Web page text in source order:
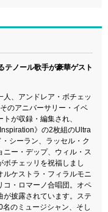
テノール歌手が豪華ゲスト
、アンドレア・ボチェッ
のアニバーサリー・イベ
が収録・編集され、
》の2枚組のUltra
シーラン、ラッセル・ク
ニー・デップ、ウィル・ス
ボチェッリを祝福しまし
ケストラ・フィラルモニ
コ・ロマーノ合唱団。オペ
が披露されています。ステ
のミュージシャン、そし